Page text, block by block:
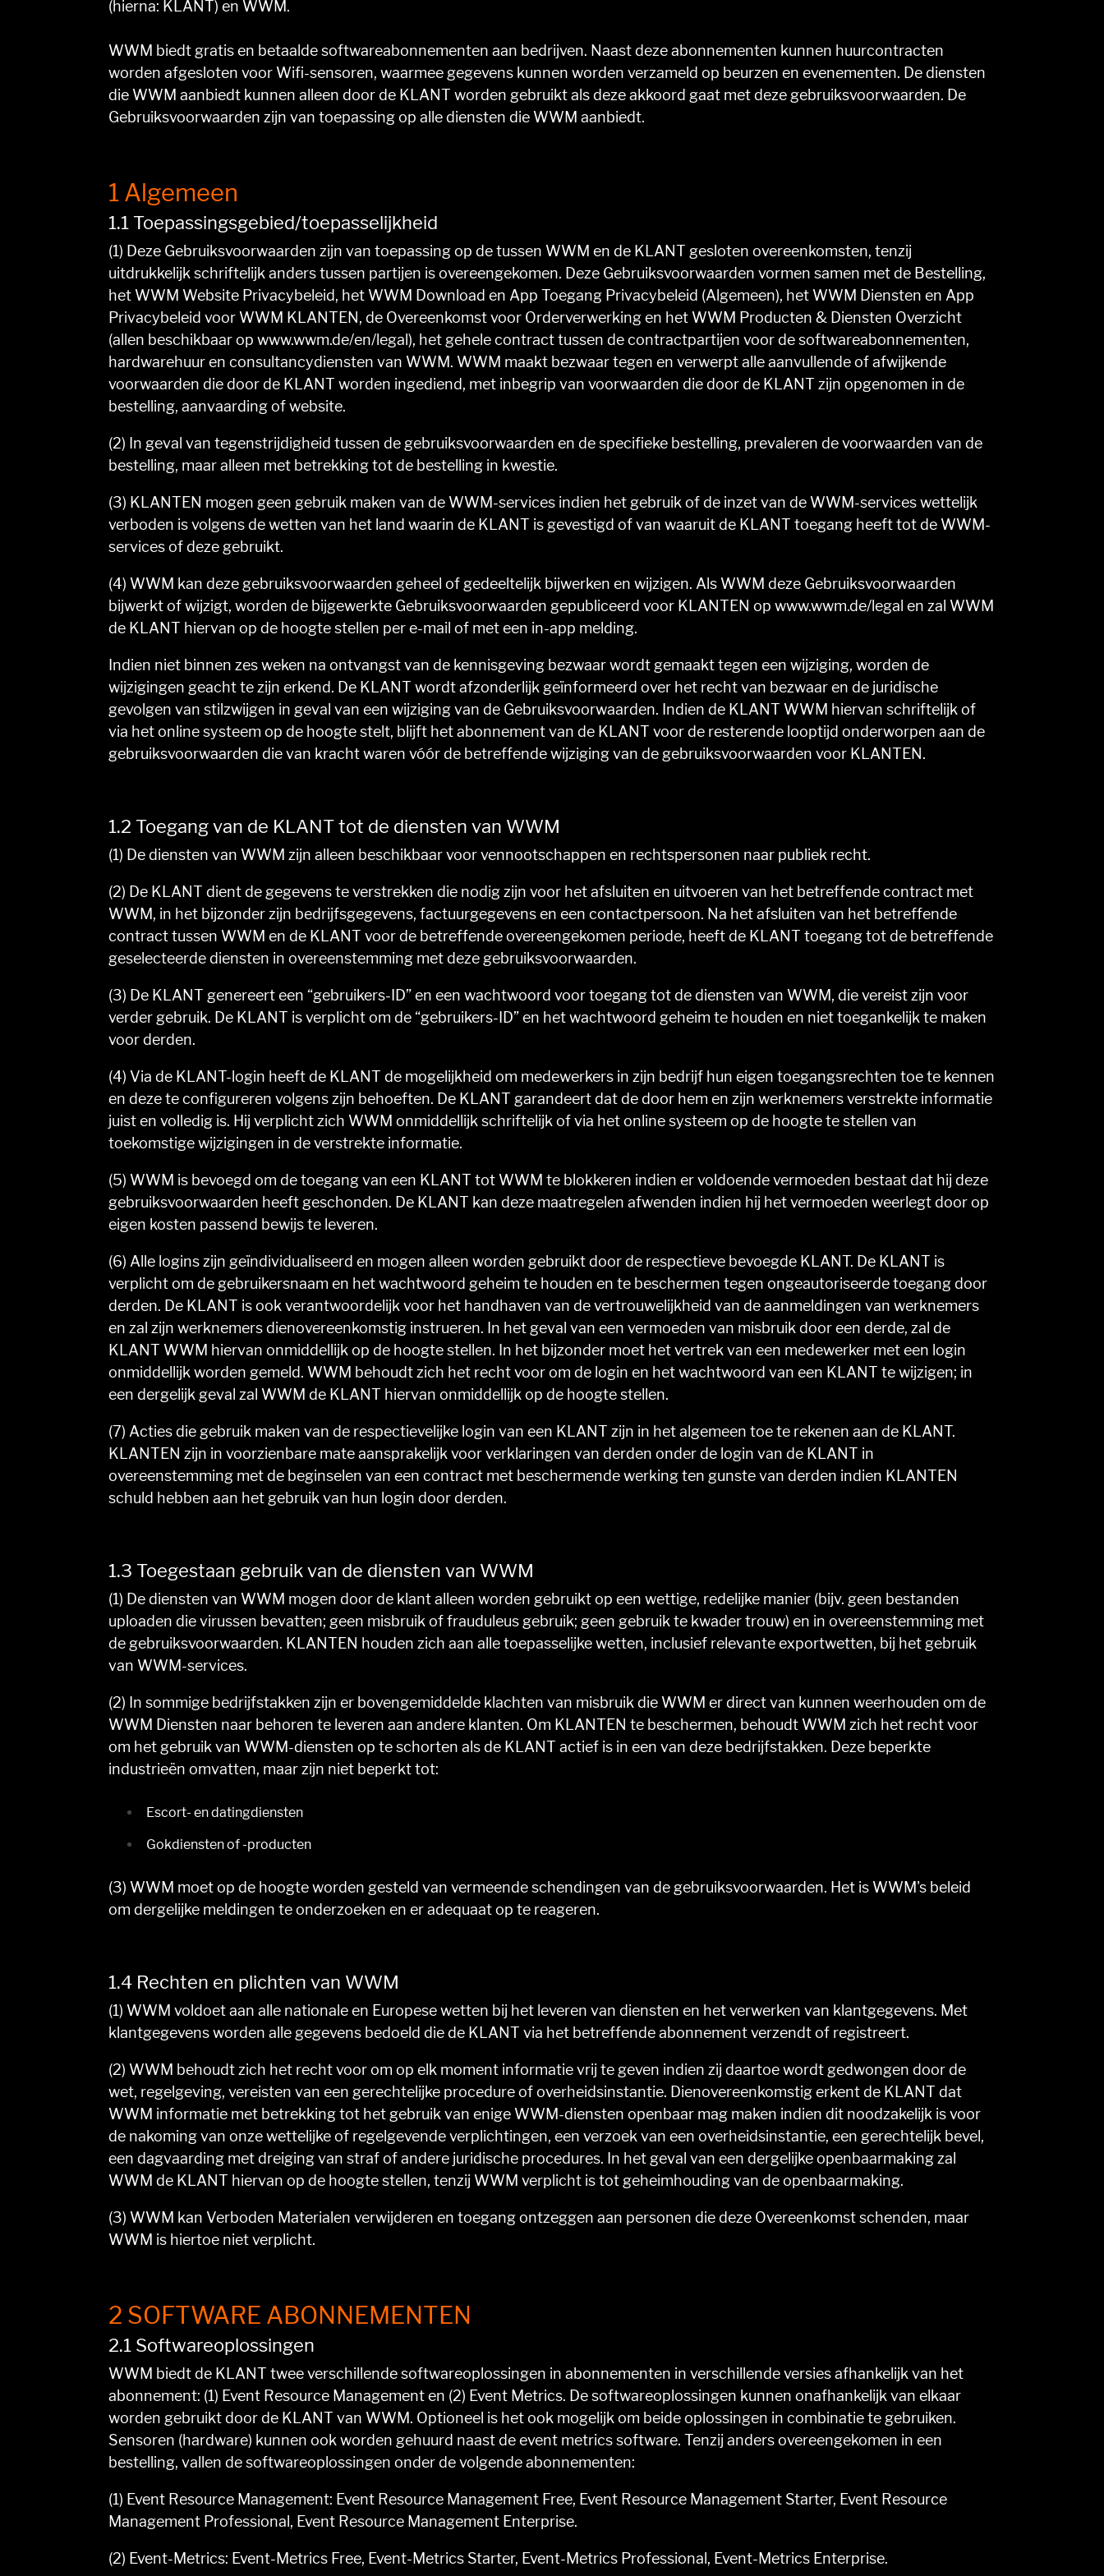
(hierna: KLANT) en WWM.
WWM biedt gratis en betaalde softwareabonnementen aan bedrijven. Naast deze abonnementen kunnen huurcontracten
worden afgesloten voor Wifi-sensoren, waarmee gegevens kunnen worden verzameld op beurzen en evenementen. De diensten
die WWM aanbiedt kunnen alleen door de KLANT worden gebruikt als deze akkoord gaat met deze gebruiksvoorwaarden. De
Gebruiksvoorwaarden zijn van toepassing op alle diensten die WWM aanbiedt.
1 Algemeen
1.1 Toepassingsgebied/toepasselijkheid
(1) Deze Gebruiksvoorwaarden zijn van toepassing op de tussen WWM en de KLANT gesloten overeenkomsten, tenzij
uitdrukkelijk schriftelijk anders tussen partijen is overeengekomen. Deze Gebruiksvoorwaarden vormen samen met de Bestelling,
het WWM Website Privacybeleid, het WWM Download en App Toegang Privacybeleid (Algemeen), het WWM Diensten en App
Privacybeleid voor WWM KLANTEN, de Overeenkomst voor Orderverwerking en het WWM Producten & Diensten Overzicht
(allen beschikbaar op www.wwm.de/en/legal), het gehele contract tussen de contractpartijen voor de softwareabonnementen,
hardwarehuur en consultancydiensten van WWM. WWM maakt bezwaar tegen en verwerpt alle aanvullende of afwijkende
voorwaarden die door de KLANT worden ingediend, met inbegrip van voorwaarden die door de KLANT zijn opgenomen in de
bestelling, aanvaarding of website.
(2) In geval van tegenstrijdigheid tussen de gebruiksvoorwaarden en de specifieke bestelling, prevaleren de voorwaarden van de
bestelling, maar alleen met betrekking tot de bestelling in kwestie.
(3) KLANTEN mogen geen gebruik maken van de WWM-services indien het gebruik of de inzet van de WWM-services wettelijk
verboden is volgens de wetten van het land waarin de KLANT is gevestigd of van waaruit de KLANT toegang heeft tot de WWM-
services of deze gebruikt.
(4) WWM kan deze gebruiksvoorwaarden geheel of gedeeltelijk bijwerken en wijzigen. Als WWM deze Gebruiksvoorwaarden
bijwerkt of wijzigt, worden de bijgewerkte Gebruiksvoorwaarden gepubliceerd voor KLANTEN op www.wwm.de/legal en zal WWM
de KLANT hiervan op de hoogte stellen per e-mail of met een in-app melding.
Indien niet binnen zes weken na ontvangst van de kennisgeving bezwaar wordt gemaakt tegen een wijziging, worden de
wijzigingen geacht te zijn erkend. De KLANT wordt afzonderlijk geïnformeerd over het recht van bezwaar en de juridische
gevolgen van stilzwijgen in geval van een wijziging van de Gebruiksvoorwaarden. Indien de KLANT WWM hiervan schriftelijk of
via het online systeem op de hoogte stelt, blijft het abonnement van de KLANT voor de resterende looptijd onderworpen aan de
gebruiksvoorwaarden die van kracht waren vóór de betreffende wijziging van de gebruiksvoorwaarden voor KLANTEN.
1.2 Toegang van de KLANT tot de diensten van WWM
(1) De diensten van WWM zijn alleen beschikbaar voor vennootschappen en rechtspersonen naar publiek recht.
(2) De KLANT dient de gegevens te verstrekken die nodig zijn voor het afsluiten en uitvoeren van het betreffende contract met
WWM, in het bijzonder zijn bedrijfsgegevens, factuurgegevens en een contactpersoon. Na het afsluiten van het betreffende
contract tussen WWM en de KLANT voor de betreffende overeengekomen periode, heeft de KLANT toegang tot de betreffende
geselecteerde diensten in overeenstemming met deze gebruiksvoorwaarden.
(3) De KLANT genereert een “gebruikers-ID” en een wachtwoord voor toegang tot de diensten van WWM, die vereist zijn voor
verder gebruik. De KLANT is verplicht om de “gebruikers-ID” en het wachtwoord geheim te houden en niet toegankelijk te maken
voor derden.
(4) Via de KLANT-login heeft de KLANT de mogelijkheid om medewerkers in zijn bedrijf hun eigen toegangsrechten toe te kennen
en deze te configureren volgens zijn behoeften. De KLANT garandeert dat de door hem en zijn werknemers verstrekte informatie
juist en volledig is. Hij verplicht zich WWM onmiddellijk schriftelijk of via het online systeem op de hoogte te stellen van
toekomstige wijzigingen in de verstrekte informatie.
(5) WWM is bevoegd om de toegang van een KLANT tot WWM te blokkeren indien er voldoende vermoeden bestaat dat hij deze
gebruiksvoorwaarden heeft geschonden. De KLANT kan deze maatregelen afwenden indien hij het vermoeden weerlegt door op
eigen kosten passend bewijs te leveren.
(6) Alle logins zijn geïndividualiseerd en mogen alleen worden gebruikt door de respectieve bevoegde KLANT. De KLANT is
verplicht om de gebruikersnaam en het wachtwoord geheim te houden en te beschermen tegen ongeautoriseerde toegang door
derden. De KLANT is ook verantwoordelijk voor het handhaven van de vertrouwelijkheid van de aanmeldingen van werknemers
en zal zijn werknemers dienovereenkomstig instrueren. In het geval van een vermoeden van misbruik door een derde, zal de
KLANT WWM hiervan onmiddellijk op de hoogte stellen. In het bijzonder moet het vertrek van een medewerker met een login
onmiddellijk worden gemeld. WWM behoudt zich het recht voor om de login en het wachtwoord van een KLANT te wijzigen; in
een dergelijk geval zal WWM de KLANT hiervan onmiddellijk op de hoogte stellen.
(7) Acties die gebruik maken van de respectievelijke login van een KLANT zijn in het algemeen toe te rekenen aan de KLANT.
KLANTEN zijn in voorzienbare mate aansprakelijk voor verklaringen van derden onder de login van de KLANT in
overeenstemming met de beginselen van een contract met beschermende werking ten gunste van derden indien KLANTEN
schuld hebben aan het gebruik van hun login door derden.
1.3 Toegestaan gebruik van de diensten van WWM
(1) De diensten van WWM mogen door de klant alleen worden gebruikt op een wettige, redelijke manier (bijv. geen bestanden
uploaden die virussen bevatten; geen misbruik of frauduleus gebruik; geen gebruik te kwader trouw) en in overeenstemming met
de gebruiksvoorwaarden. KLANTEN houden zich aan alle toepasselijke wetten, inclusief relevante exportwetten, bij het gebruik
van WWM-services.
(2) In sommige bedrijfstakken zijn er bovengemiddelde klachten van misbruik die WWM er direct van kunnen weerhouden om de
WWM Diensten naar behoren te leveren aan andere klanten. Om KLANTEN te beschermen, behoudt WWM zich het recht voor
om het gebruik van WWM-diensten op te schorten als de KLANT actief is in een van deze bedrijfstakken. Deze beperkte
industrieën omvatten, maar zijn niet beperkt tot:
Escort- en datingdiensten
Gokdiensten of -producten
(3) WWM moet op de hoogte worden gesteld van vermeende schendingen van de gebruiksvoorwaarden. Het is WWM's beleid
om dergelijke meldingen te onderzoeken en er adequaat op te reageren.
1.4 Rechten en plichten van WWM
(1) WWM voldoet aan alle nationale en Europese wetten bij het leveren van diensten en het verwerken van klantgegevens. Met
klantgegevens worden alle gegevens bedoeld die de KLANT via het betreffende abonnement verzendt of registreert.
(2) WWM behoudt zich het recht voor om op elk moment informatie vrij te geven indien zij daartoe wordt gedwongen door de
wet, regelgeving, vereisten van een gerechtelijke procedure of overheidsinstantie. Dienovereenkomstig erkent de KLANT dat
WWM informatie met betrekking tot het gebruik van enige WWM-diensten openbaar mag maken indien dit noodzakelijk is voor
de nakoming van onze wettelijke of regelgevende verplichtingen, een verzoek van een overheidsinstantie, een gerechtelijk bevel,
een dagvaarding met dreiging van straf of andere juridische procedures. In het geval van een dergelijke openbaarmaking zal
WWM de KLANT hiervan op de hoogte stellen, tenzij WWM verplicht is tot geheimhouding van de openbaarmaking.
(3) WWM kan Verboden Materialen verwijderen en toegang ontzeggen aan personen die deze Overeenkomst schenden, maar
WWM is hiertoe niet verplicht.
2 SOFTWARE ABONNEMENTEN
2.1 Softwareoplossingen
WWM biedt de KLANT twee verschillende softwareoplossingen in abonnementen in verschillende versies afhankelijk van het
abonnement: (1) Event Resource Management en (2) Event Metrics. De softwareoplossingen kunnen onafhankelijk van elkaar
worden gebruikt door de KLANT van WWM. Optioneel is het ook mogelijk om beide oplossingen in combinatie te gebruiken.
Sensoren (hardware) kunnen ook worden gehuurd naast de event metrics software. Tenzij anders overeengekomen in een
bestelling, vallen de softwareoplossingen onder de volgende abonnementen:
(1) Event Resource Management: Event Resource Management Free, Event Resource Management Starter, Event Resource
Management Professional, Event Resource Management Enterprise.
(2) Event-Metrics: Event-Metrics Free, Event-Metrics Starter, Event-Metrics Professional, Event-Metrics Enterprise.